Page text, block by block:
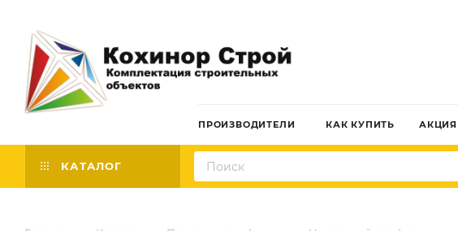
ПРОИЗВОДИТЕЛИ КАК КУПИТЬ АКЦИЯ
КАТАЛОГ